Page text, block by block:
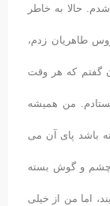
حالا به خاطر
قبل به سیروس طاهریان زدم،
به طاهریان گفتم که هر وقت
من همیشه
باشد پای آن می
چشم و گوش بسته
اما من از خیلی